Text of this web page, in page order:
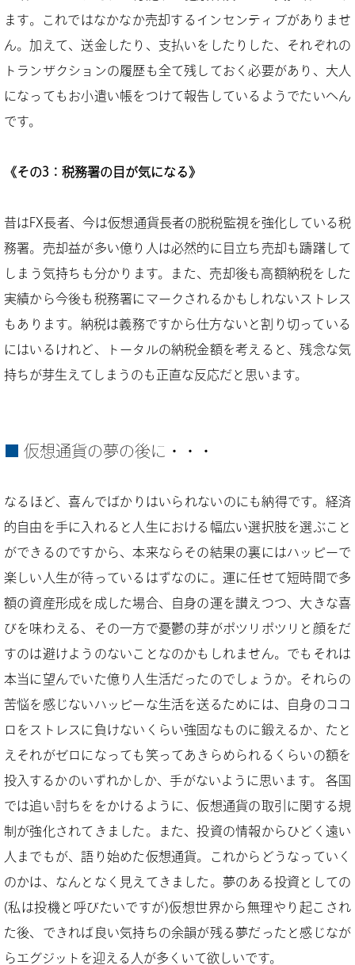
ます。これではなかなか売却するインセンティブがありませ
ん。加えて、送金したり、支払いをしたりした、それぞれの
トランザクションの履歴も全て残しておく必要があり、大人
になってもお小遣い帳をつけて報告しているようでたいへん
です。
《その3：税務署の目が気になる》
昔はFX長者、今は仮想通貨長者の脱税監視を強化している税
務署。売却益が多い億り人は必然的に目立ち売却も躊躇して
しまう気持ちも分かります。また、売却後も高額納税をした
実績から今後も税務署にマークされるかもしれないストレス
もあります。納税は義務ですから仕方ないと割り切っている
にはいるけれど、トータルの納税金額を考えると、残念な気
持ちが芽生えてしまうのも正直な反応だと思います。
仮想通貨の夢の後に・・・
なるほど、喜んでばかりはいられないのにも納得です。経済
的自由を手に入れると人生における幅広い選択肢を選ぶこと
ができるのですから、本来ならその結果の裏にはハッピーで
楽しい人生が待っているはずなのに。運に任せて短時間で多
額の資産形成を成した場合、自身の運を讃えつつ、大きな喜
びを味わえる、その一方で憂鬱の芽がポツリポツリと顔をだ
すのは避けようのないことなのかもしれません。でもそれは
本当に望んでいた億り人生活だったのでしょうか。それらの
苦悩を感じないハッピーな生活を送るためには、自身のココ
ロをストレスに負けないくらい強固なものに鍛えるか、たと
えそれがゼロになっても笑ってあきらめられるくらいの額を
投入するかのいずれかしか、手がないように思います。 各国
では追い討ちををかけるように、仮想通貨の取引に関する規
制が強化されてきました。また、投資の情報からひどく遠い
人までもが、語り始めた仮想通貨。これからどうなっていく
のかは、なんとなく見えてきました。夢のある投資としての
(私は投機と呼びたいですが)仮想世界から無理やり起こされ
た後、できれば良い気持ちの余韻が残る夢だったと感じなが
らエグジットを迎える人が多くいて欲しいです。